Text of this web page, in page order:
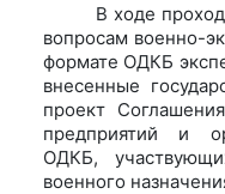
В ходе
вопросам военно-
формате ОДКБ
внесенные
проект
предприятий и
ОДКБ,
военного